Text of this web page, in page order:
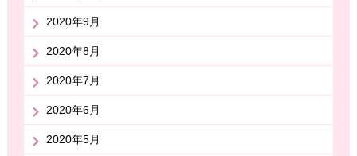
2020年9月
2020年8月
2020年7月
2020年6月
2020年5月